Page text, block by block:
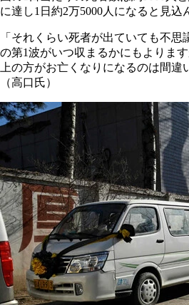
に達し1日約2万5000人になると見込
「それくらい死者が出ていても不
の第1波がいつ収まるかにもよりま
上の方がお亡くなりになるのは間違
（高口氏）